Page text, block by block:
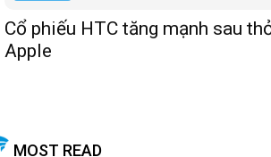
Cổ phiếu HTC tăng mạnh sau
Apple
MOST READ